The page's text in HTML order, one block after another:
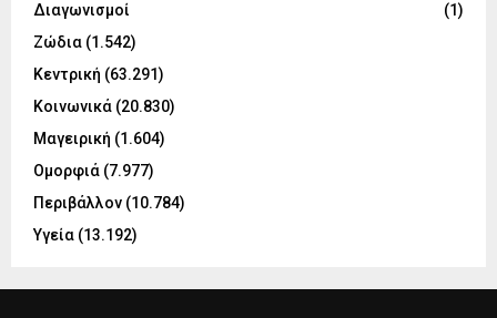
Διαγωνισμοί
(1)
Ζώδια (1.542)
Κεντρική (63.291)
Κοινωνικά (20.830)
Μαγειρική (1.604)
Ομορφιά (7.977)
Περιβάλλον (10.784)
Υγεία (13.192)